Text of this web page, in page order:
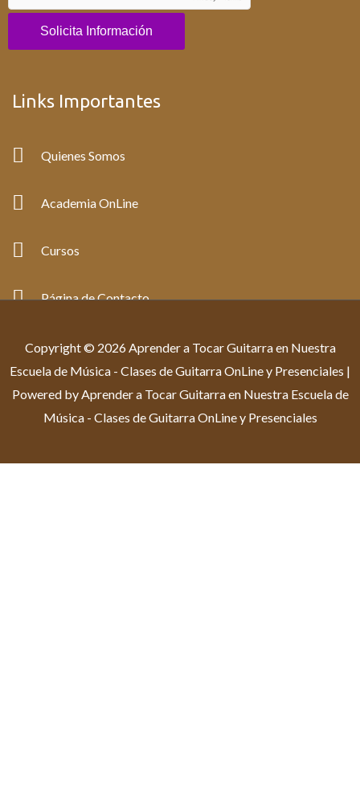
Solicita Información
Links Importantes
Quienes Somos
Academia OnLine
Cursos
Página de Contacto
Copyright © 2026 Aprender a Tocar Guitarra en Nuestra
Escuela de Música - Clases de Guitarra OnLine y Presenciales |
Powered by Aprender a Tocar Guitarra en Nuestra Escuela de
Música - Clases de Guitarra OnLine y Presenciales